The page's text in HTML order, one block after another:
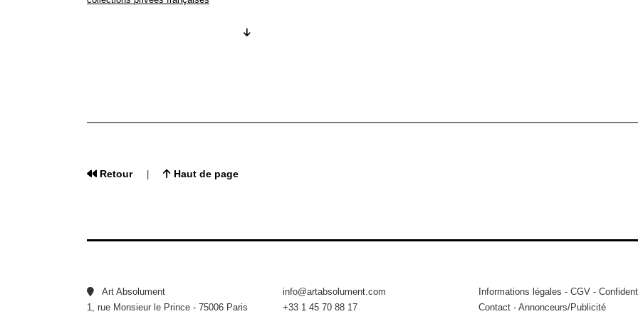
Trésors de la Bibliothèque nationale de France.
Retour| Haut de page
Art Absolument
1, rue Monsieur le Prince - 75006 Paris
info@artabsolument.com
+33 1 45 70 88 17
Informations légales - CGV -
Contact - Annonceurs/Publicité